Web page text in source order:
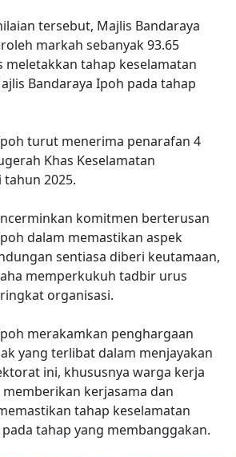
tersebut, Majlis Bandaraya
markah sebanyak 93.65
meletakkan tahap keselamatan
Bandaraya Ipoh pada tahap
turut menerima penarafan 4
Khas Keselamatan
2025.
komitmen berterusan
dalam memastikan aspek
sentiasa diberi keutamaan,
memperkukuh tadbir urus
organisasi.
merakamkan penghargaan
yang terlibat dalam menjayakan
ini, khususnya warga kerja
memberikan kerjasama dan
tahap keselamatan
tahap yang membanggakan.